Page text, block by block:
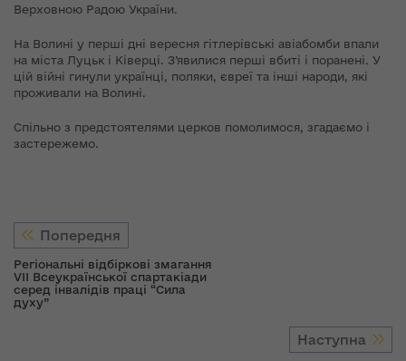
Верховною Радою України.
На Волині у перші дні вересня гітлерівські авіабомби впали
на міста Луцьк і Ківерці. З’явилися перші вбиті і поранені. У
цій війні гинули українці, поляки, євреї та інші народи, які
проживали на Волині.
Спільно з предстоятелями церков помолимося, згадаємо і
застережемо.
Попередня
Регіональні відбіркові змагання
VІI Всеукраїнської спартакіади
серед інвалідів праці “Сила
духу”
Наступна